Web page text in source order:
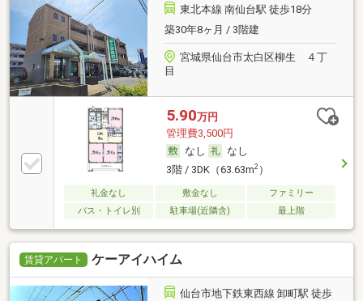
東北本線 南仙台駅 徒歩18分
築30年8ヶ月 / 3階建
宮城県仙台市太白区柳生 ４丁
目
5.90万円
管理費3,500円
なし
なし
3階 / 3DK（63.63m2）
礼金なし 敷金なし
ファミリー
バス・トイレ別
駐車場(近隣含) 最上階
賃貸アパート ケーアイハイム
仙台市地下鉄東西線 卸町駅 徒歩